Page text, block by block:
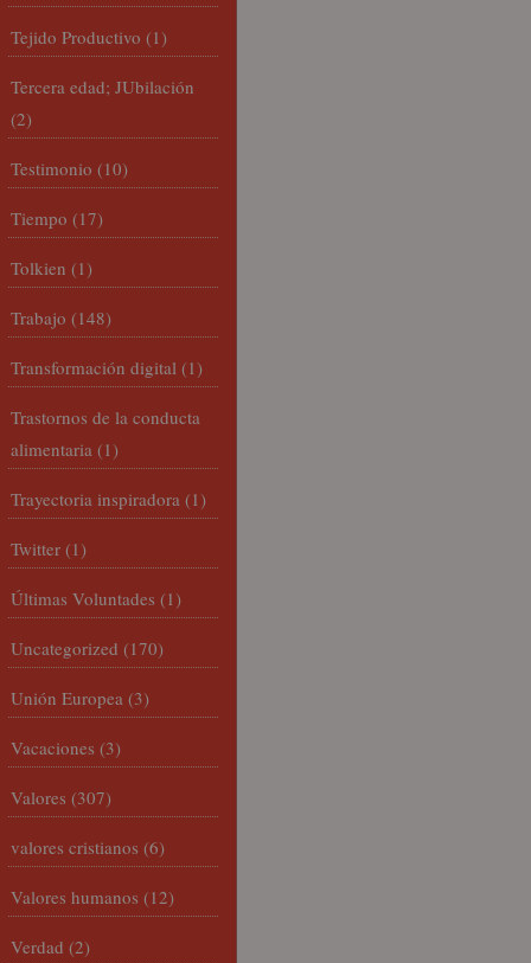
Tejido Productivo (1)
Tercera edad; JUbilación
(2)
Testimonio (10)
Tiempo (17)
Tolkien (1)
Trabajo (148)
Transformación digital (1)
Trastornos de la conducta
alimentaria (1)
Trayectoria inspiradora (1)
Twitter (1)
Últimas Voluntades (1)
Uncategorized (170)
Unión Europea (3)
Vacaciones (3)
Valores (307)
valores cristianos (6)
Valores humanos (12)
Verdad (2)